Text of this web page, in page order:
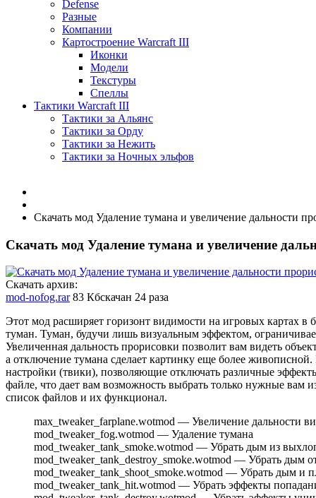
Defense
Разные
Компании
Картостроение Warcraft III
Иконки
Модели
Текстуры
Спеллы
Тактики Warcraft III
Тактики за Альянс
Тактики за Орду
Тактики за Нежить
Тактики за Ночных эльфов
Скачать мод Удаление тумана и увеличение дальности
Скачать мод Удаление тумана и увеличение
Скачать архив:
mod-nofog.rar 83 Кбскачан 24 раза
Этот мод расширяет горизонт видимости на игровых картах
туман. Туман, будучи лишь визуальным эффектом,
Увеличенная дальность прорисовки позволит вам видеть
а отключение тумана сделает картинку еще более
настройки (твики), позволяющие отключать различные
файле, что дает вам возможность выбрать только нужные вам
список файлов и их функционал.
max_tweaker_farplane.wotmod — Увеличение дальности
mod_tweaker_fog.wotmod — Удаление тумана
mod_tweaker_tank_smoke.wotmod — Убрать дым из
mod_tweaker_tank_destroy_smoke.wotmod — Убрать дым
mod_tweaker_tank_shoot_smoke.wotmod — Убрать дым и
mod_tweaker_tank_hit.wotmod — Убрать эффекты